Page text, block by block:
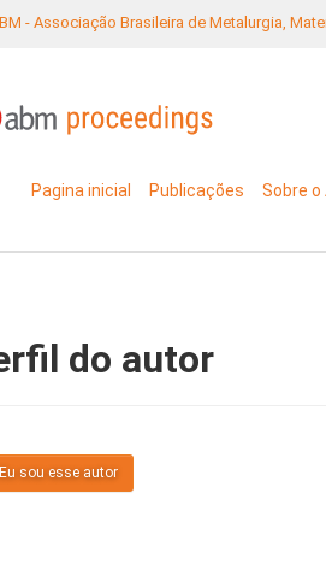
- Associação Brasileira de Metalurgia,
Pagina inicial Publicações Sobre o
do autor
Eu sou esse autor